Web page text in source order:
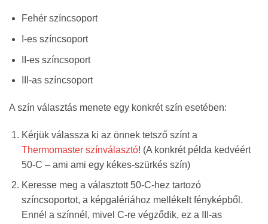
Fehér színcsoport
I-es színcsoport
II-es színcsoport
III-as színcsoport
A szín választás menete egy konkrét szín esetében:
Kérjük válassza ki az önnek tetsző színt a
Thermomaster színválasztó! (A konkrét példa kedvéért
50-C – ami ami egy kékes-szürkés szín)
Keresse meg a választott 50-C-hez tartozó
színcsoportot, a képgalériához mellékelt fényképből.
Ennél a színnél, mivel C-re végződik, ez a III-as